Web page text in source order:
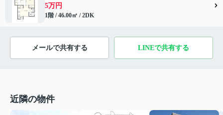
5万円
1階 / 46.00㎡ / 2DK
メールで共有する LINEで共有する
近隣の物件